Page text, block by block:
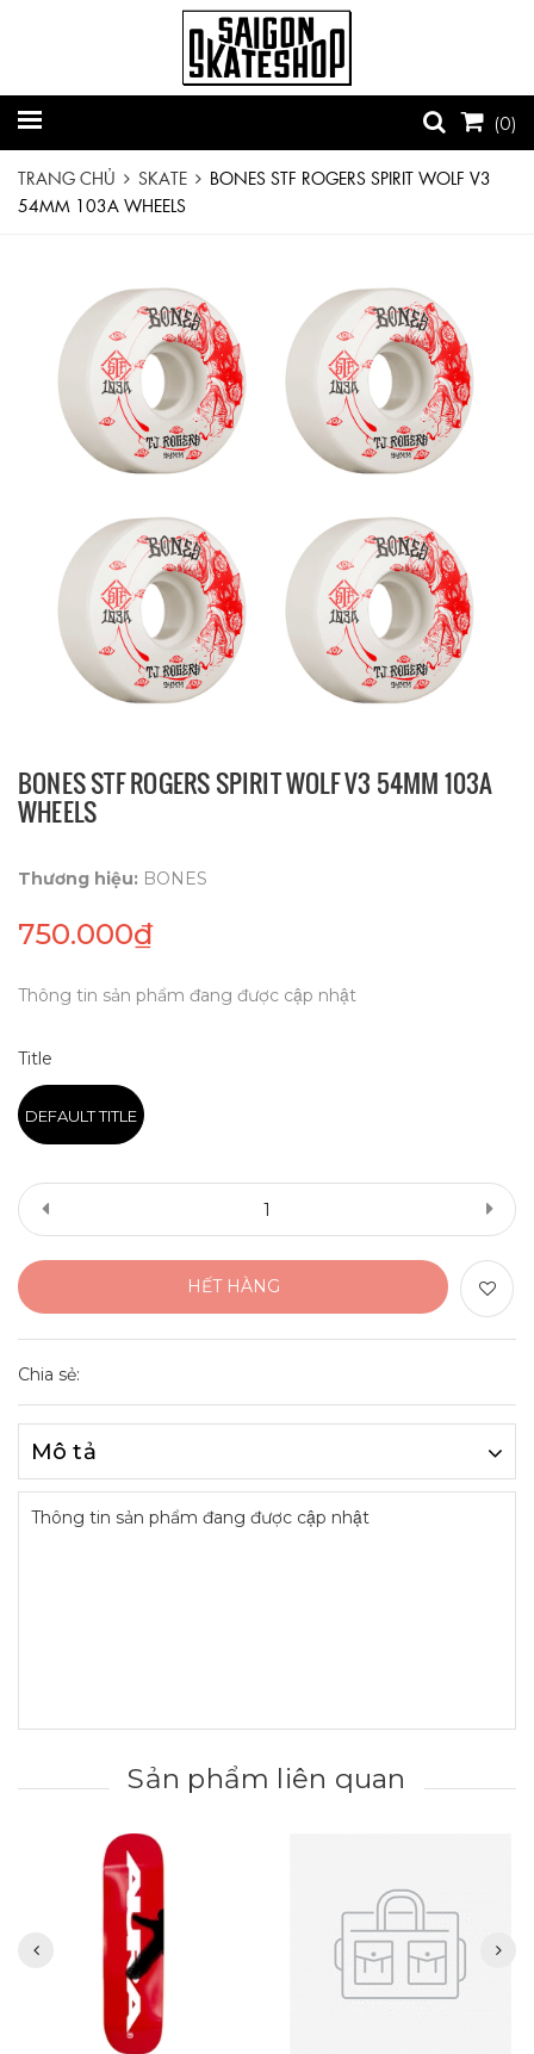
(0)
TRANG CHỦ SKATE
BONES STF ROGERS SPIRIT WOLF V3
54MM 103A WHEELS
BONES STF ROGERS SPIRIT WOLF V3 54MM 103A
WHEELS
Thương hiệu: BONES
750.000₫
Thông tin sản phẩm đang được cập nhật
Title
DEFAULT TITLE
HẾT HÀNG
Chia sẻ:
Mô tả
Thông tin sản phẩm đang được cập nhật
Sản phẩm liên quan